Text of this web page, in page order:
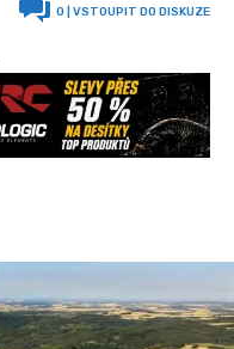
0 | VSTOUPIT DO DISKUZE